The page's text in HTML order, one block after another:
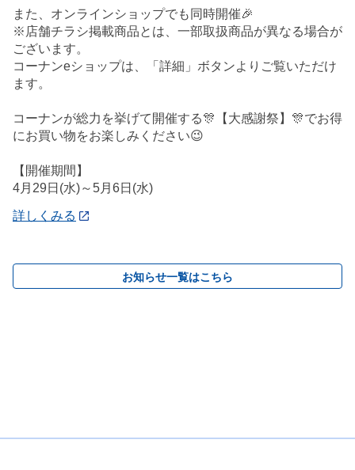
また、オンラインショップでも同時開催🎉
※店舗チラシ掲載商品とは、一部取扱商品が異なる場合が
ございます。
コーナンeショップは、「詳細」ボタンよりご覧いただけ
ます。
コーナンが総力を挙げて開催する🎊【大感謝祭】🎊でお得
にお買い物をお楽しみください😉
【開催期間】
4月29日(水)～5月6日(水)
詳しくみる
お知らせ一覧はこちら